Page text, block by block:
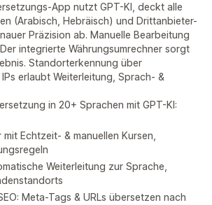
App nutzt GPT-KI, deckt alle
(Arabisch, Hebräisch) und Drittanbieter-
Präzision ab. Manuelle Bearbeitung
integrierte Währungsumrechner sorgt
Standorterkennung über
erlaubt Weiterleitung, Sprach- &
in 20+ Sprachen mit GPT-KI:
Echtzeit- & manuellen Kursen,
Weiterleitung zur Sprache,
Meta-Tags & URLs übersetzen nach